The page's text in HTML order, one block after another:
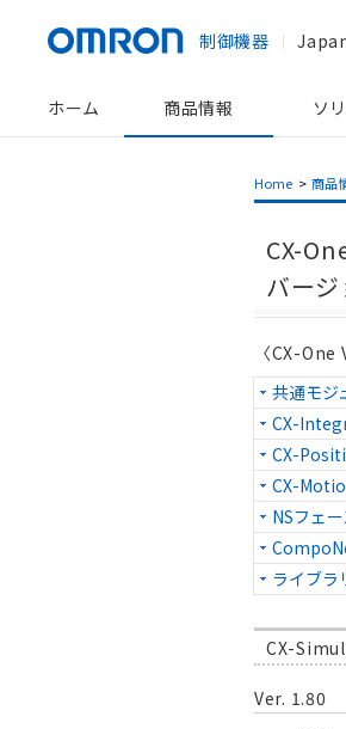
制御機器
ホーム 商品情報 ソ
Home > 商品
CX-
バー
〈CX-One
共通モジ
CX-
CX-
CX-
NSフェ
ライブラ
CX-
Ver. 1.80